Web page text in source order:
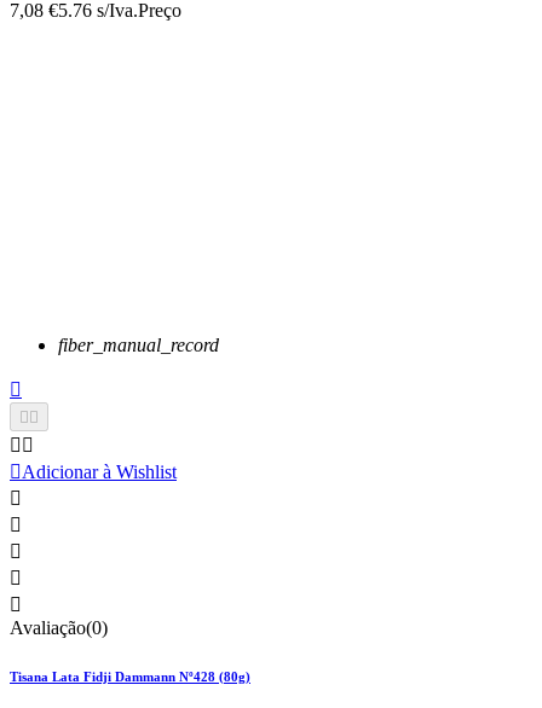
7,08 €5.76 s/Iva.Preço
fiber_manual_record


 
Adicionar à Wishlist





Avaliação(0)
Tisana Lata Fidji Dammann Nº428 (80g)